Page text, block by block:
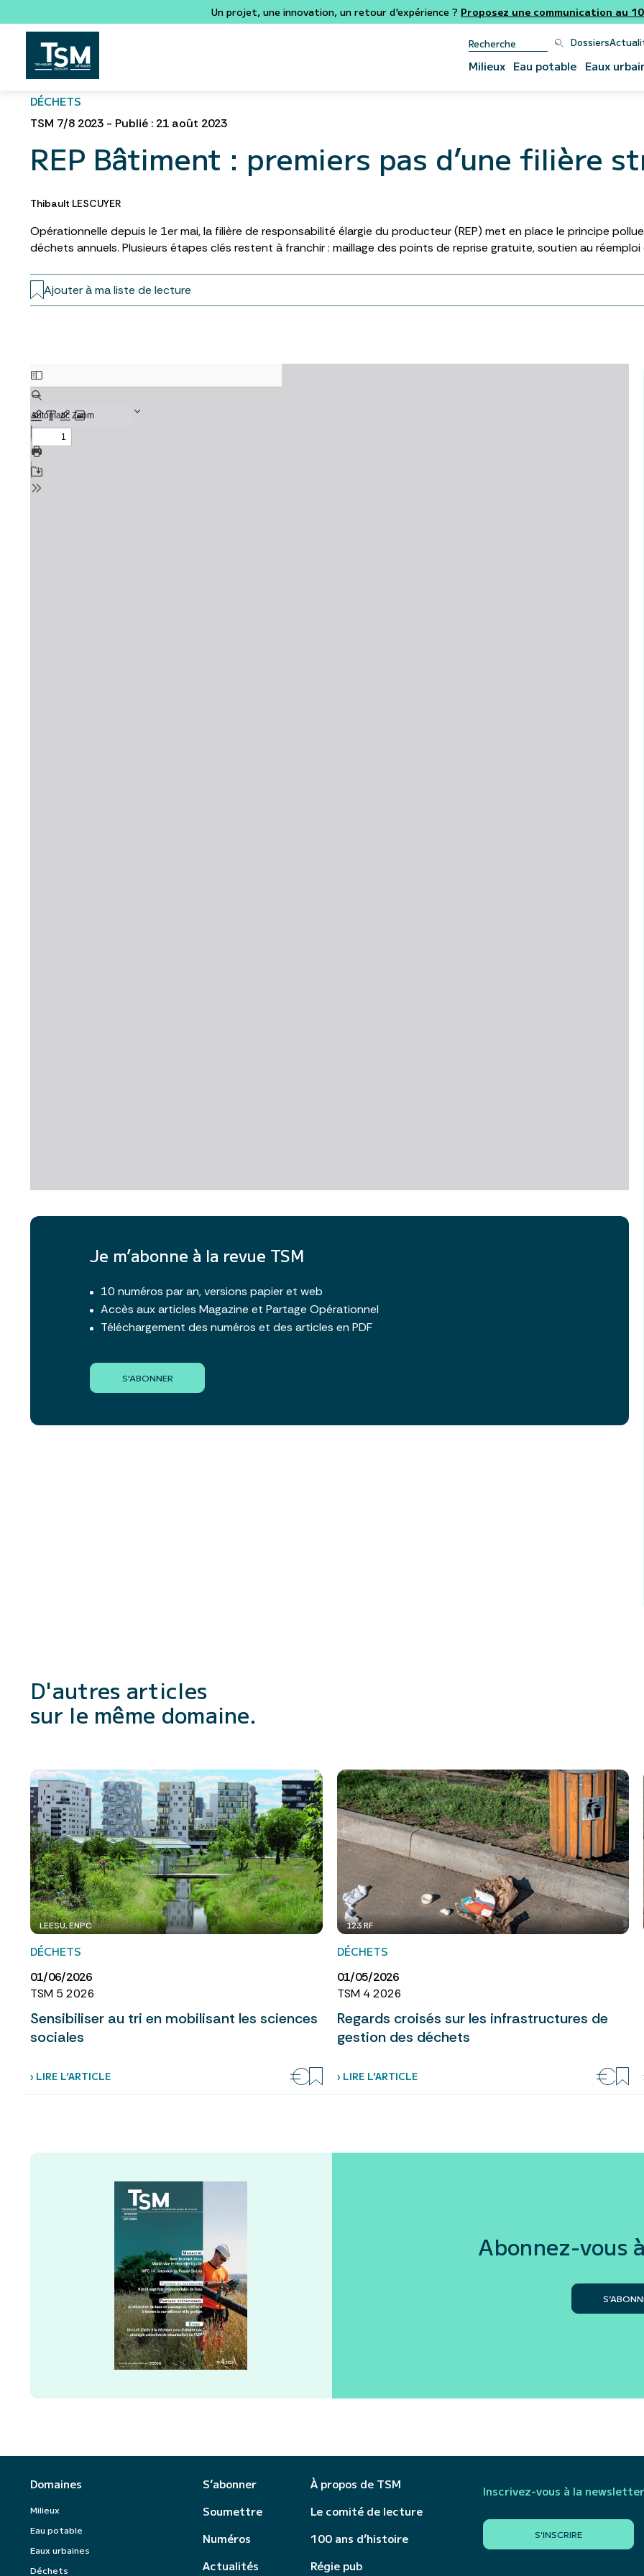
Un projet, une innovation, un retour d'expérience ? Proposez une communication au
Dossiers
Milieux Eau potable Eaux
DÉCHETS
TSM 7/8 2023 - Publié : 21 août 2023
REP Bâtiment : premiers pas d’une filière
Thibault LESCUYER
Opérationnelle depuis le 1er mai, la filière de responsabilité élargie du producteur (REP) met en place le principe
déchets annuels. Plusieurs étapes clés restent à franchir : maillage des points de reprise gratuite, soutien au
Ajouter à ma liste de lecture
Je m’abonne à la revue TSM
10 numéros par an, versions papier et web
Accès aux articles Magazine et Partage Opérationnel
Téléchargement des numéros et des articles en PDF
S'ABONNER
D'autres articles
sur le même domaine.
LEESU, ENPC
DÉCHETS
01/06/2026
TSM 5 2026
Sensibiliser au tri en mobilisant les sciences
sociales
› LIRE L’ARTICLE
123 RF
DÉCHETS
01/05/2026
TSM 4 2026
Regards croisés sur les infrastructures de
gestion des déchets
› LIRE L’ARTICLE
Abonnez-vous
Domaines
Milieux
Eau potable
Eaux urbaines
Déchets
S’abonner
Soumettre
Numéros
Actualités
À propos de TSM
Le comité de lecture
100 ans d’histoire
Régie pub
Inscrivez-vous à la
S'INSCRIRE